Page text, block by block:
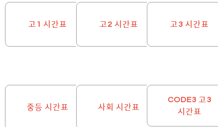
고1 시간표 고2 시간표 고3 시간표
중등 시간표 사회 시간표
CODE3 고3
시간표